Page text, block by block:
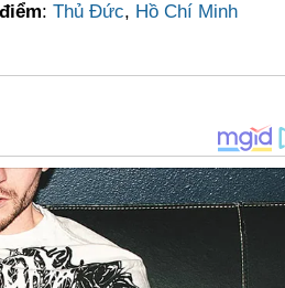
: Thủ Đức, Hồ Chí Minh